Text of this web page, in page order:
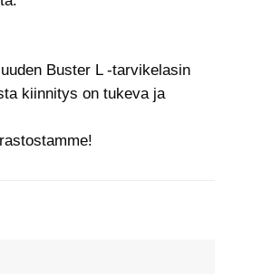
Buster L -tarvikelasin
kiinnitys on tukeva ja